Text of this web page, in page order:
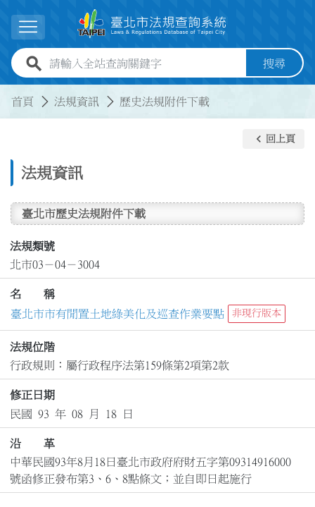
展開選單
全站查詢關鍵字欄位 搜尋
首頁 法規資訊 歷史法規附件下載
法規資訊
keyboard_arrow_left 回上頁
臺北市歷史法規附件下載
法規類號
北市03－04－3004
名 稱
臺北市市有閒置土地綠美化及巡查作業要點
非現行版本
法規位階
行政規則：屬行政程序法第159條第2項第2款
修正日期
民國 93 年 08 月 18 日
沿 革
中華民國93年8月18日臺北市政府府財五字第09314916000
號函修正發布第3、6、8點條文；並自即日起施行